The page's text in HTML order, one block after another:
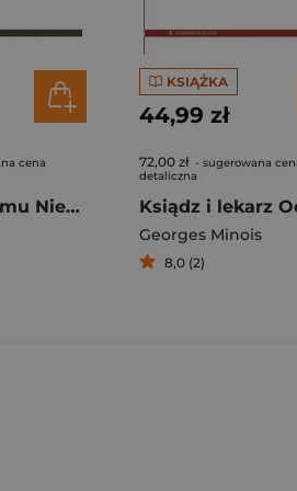
cena
Historia ateizmu Niewierzący w świecie zachodnim od jego początków do naszych czasów
KSIĄŻKA
44,99 zł
72,00 zł - sugerowana
detaliczna
Georges Minois
8,0 (2)